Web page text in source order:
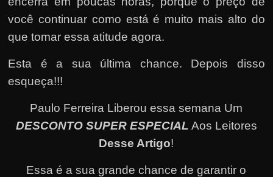
você continuar como está é muito mais alto do
que tomar essa atitude agora.
Esta é a sua última chance. Depois disso
esqueça!!!
Paulo Ferreira Liberou essa semana Um
DESCONTO SUPER ESPECIAL Aos Leitores
Desse Artigo!
Essa é a sua grande chance de garantir o